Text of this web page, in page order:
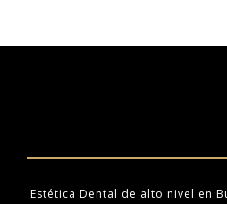
Estética Dental de alto nivel en